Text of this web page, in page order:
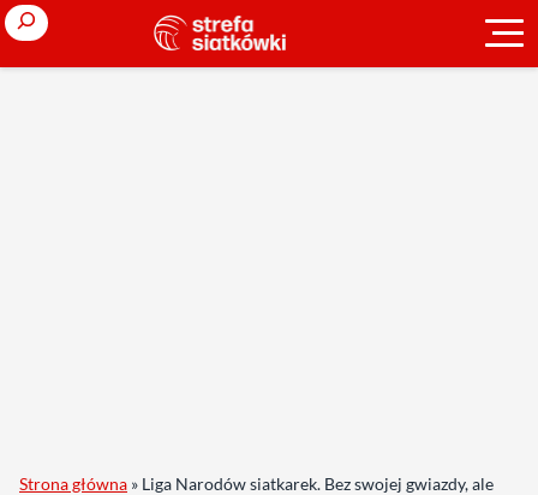
Search
Strona główna » Liga Narodów siatkarek. Bez swojej gwiazdy, ale